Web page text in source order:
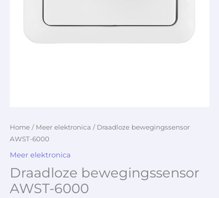
Home / Meer elektronica / Draadloze bewegingssensor
AWST-6000
Meer elektronica
Draadloze bewegingssensor
AWST-6000